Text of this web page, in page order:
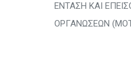
ΕΝΤΑΣΗ ΚΑΙ
ΟΡΓΑΝΩΣΕΩΝ